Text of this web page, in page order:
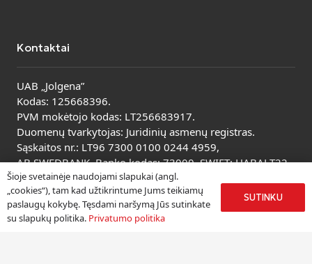
Kontaktai
UAB „Jolgena”
Kodas: 125668396.
PVM mokėtojo kodas: LT256683917.
Duomenų tvarkytojas: Juridinių asmenų registras.
Sąskaitos nr.: LT96 7300 0100 0244 4959,
AB SWEDBANK. Banko kodas: 73000, SWIFT: HABALT22.
Peržiūrėti visus kontaktus
Šioje svetainėje naudojami slapukai (angl.
„cookies“), tam kad užtikrintume Jums teikiamų
paslaugų kokybę. Tęsdami naršymą Jūs sutinkate
su slapukų politika. Privatumo politika
SUTINKU